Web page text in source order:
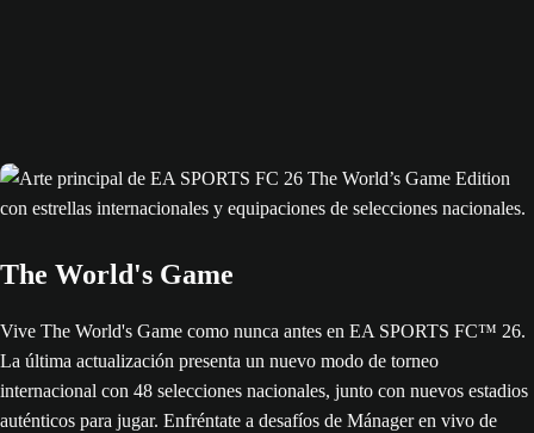
The World's Game
Vive The World's Game como nunca antes en EA SPORTS FC™ 26.
La última actualización presenta un nuevo modo de torneo
internacional con 48 selecciones nacionales, junto con nuevos estadios
auténticos para jugar. Enfréntate a desafíos de Mánager en vivo de